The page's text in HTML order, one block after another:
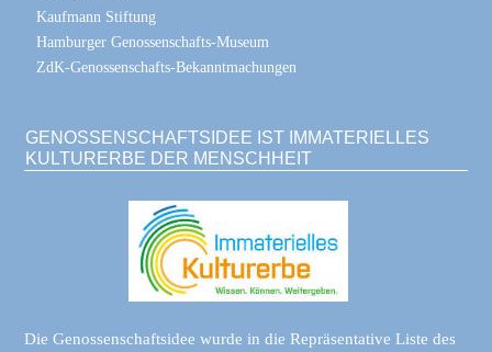
Kaufmann Stiftung
Hamburger Genossenschafts-Museum
ZdK-Genossenschafts-Bekanntmachungen
GENOSSENSCHAFTSIDEE IST IMMATERIELLES
KULTURERBE DER MENSCHHEIT
Die Genossenschaftsidee wurde in die Repräsentative Liste des